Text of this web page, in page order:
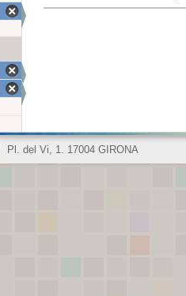
Pl. del Vi, 1. 17004 GIRONA